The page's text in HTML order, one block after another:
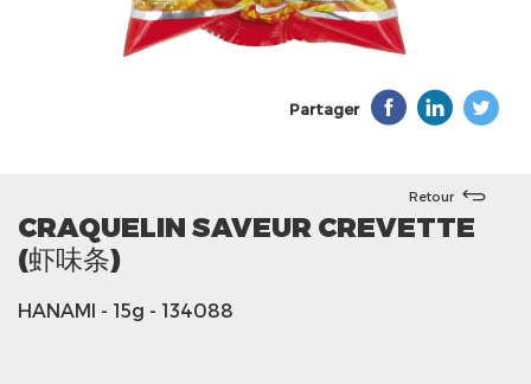
Partager
Retour
CRAQUELIN SAVEUR CREVETTE
(虾味条)
HANAMI - 15g - 134088